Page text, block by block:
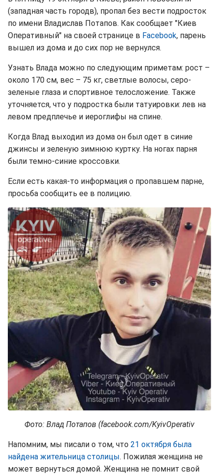
(западная часть городв), пропал без вести подросток
по имени Владислав Потапов. Как сообщает "Киев
Оперативный" на своей странице в Facebook, парень
вышел из дома и до сих пор не вернулся.
Узнать Влада можно по следующим приметам: рост –
около 170 см, вес – 75 кг, светлые волосы, серо-
зеленые глаза и спортивное телосложение. Также
уточняется, что у подростка были татуировки: лев на
левом предплечье и иероглифы на спине.
Когда Влад выходил из дома он был одет в синие
джинсы и зеленую зимнюю куртку. На ногах парня
были темно-синие кроссовки.
Если есть какая-то информация о пропавшем парне,
просьба сообщить ее в полицию.
Фото: Влад Потапов (facebook.com/KyivOperativ
Напомним, мы писали о том, что 21 октября была
найдена жительница столицы. Пожилая женщина не
может вернуться домой. Женщина не помнит свой